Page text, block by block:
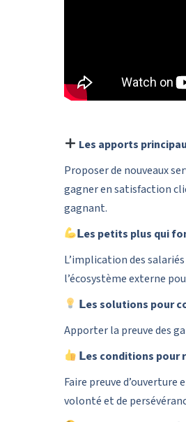
Les apports
Proposer de nouveaux
gagner en satisfaction
gagnant.
𝗟es petits plus qui
L’implication des
l’écosystème externe
𝗟es solutions pour
Apporter la preuve des
𝗟es conditions pour
Faire preuve d’ouverture
volonté et de